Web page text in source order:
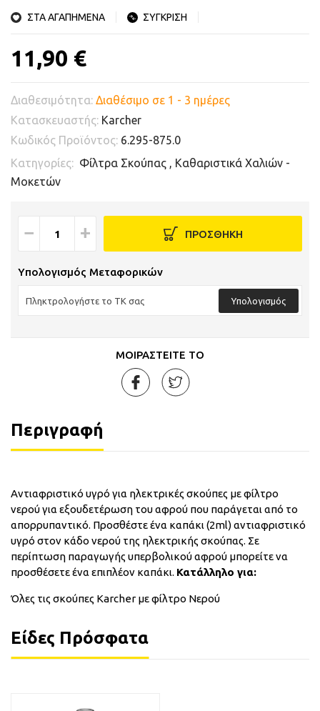
ΣΤΑ ΑΓΑΠΗΜΕΝΑ ΣΥΓΚΡΙΣΗ
11,90 €
Διαθεσιμότητα: Διαθέσιμο σε 1 - 3 ημέρες
Κατασκευαστής: Karcher
Κωδικός Προϊόντος: 6.295-875.0
Κατηγορίες: Φίλτρα Σκούπας , Καθαριστικά Χαλιών -
Μοκετών
− + ΠΡΟΣΘΗΚΗ
Υπολογισμός Μεταφορικών
Υπολογισμός
ΜΟΙΡΑΣΤΕΙΤΕ ΤΟ
Περιγραφή
Αντιαφριστικό υγρό για ηλεκτρικές σκούπες με φίλτρο
νερού για εξουδετέρωση του αφρού που παράγεται από το
απορρυπαντικό. Προσθέστε ένα καπάκι (2ml) αντιαφριστικό
υγρό στον κάδο νερού της ηλεκτρικής σκούπας. Σε
περίπτωση παραγωγής υπερβολικού αφρού μπορείτε να
προσθέσετε ένα επιπλέον καπάκι. Κατάλληλο για:
Όλες τις σκούπες Karcher με φίλτρο Νερού
Είδες Πρόσφατα